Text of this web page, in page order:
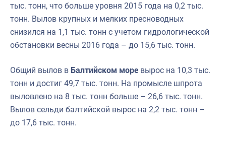
тыс. тонн, что больше уровня 2015 года на 0,2 тыс.
тонн. Вылов крупных и мелких пресноводных
снизился на 1,1 тыс. тонн с учетом гидрологической
обстановки весны 2016 года – до 15,6 тыс. тонн.
Общий вылов в Балтийском море вырос на 10,3 тыс.
тонн и достиг 49,7 тыс. тонн. На промысле шпрота
выловлено на 8 тыс. тонн больше – 26,6 тыс. тонн.
Вылов сельди балтийской вырос на 2,2 тыс. тонн –
до 17,6 тыс. тонн.